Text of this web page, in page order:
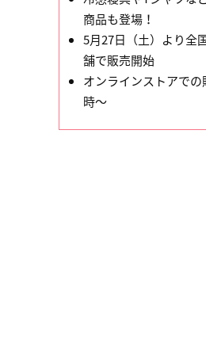
商品も登場！
5月27日（土）より全
舗で販売開始
オンラインストアで
時〜